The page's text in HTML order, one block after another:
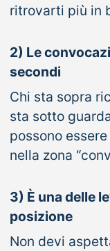
ritrovarti più in
2) Le
secondi
Chi sta sopra
sta sotto
possono
nella zona
3) È una delle
posizione
Non devi